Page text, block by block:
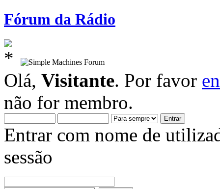
Fórum da Rádio
Olá, Visitante. Por favor
não for membro.
Entrar com nome de
sessão